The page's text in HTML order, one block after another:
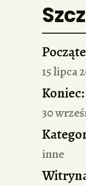
15 lipca
Koniec:
30
inne